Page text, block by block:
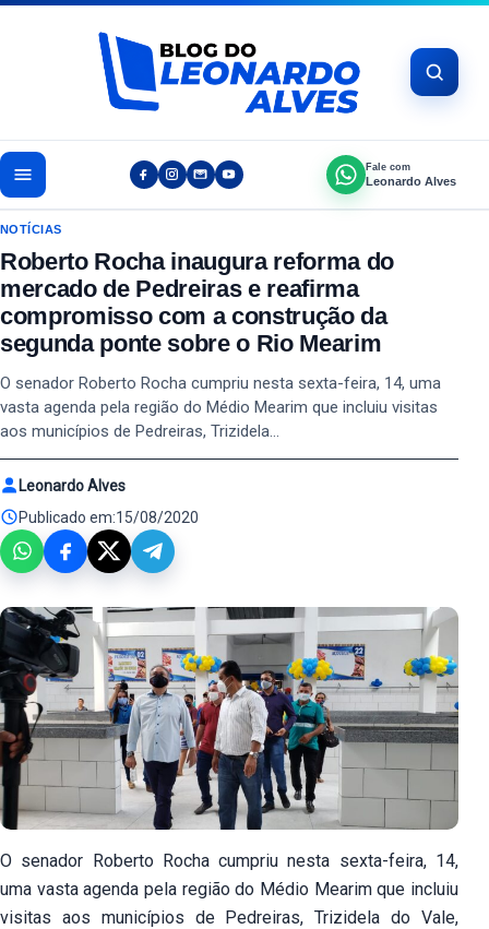
Pular para o conteúdo
Fale com
Leonardo Alves
NOTÍCIAS
Roberto Rocha inaugura reforma do
mercado de Pedreiras e reafirma
compromisso com a construção da
segunda ponte sobre o Rio Mearim
O senador Roberto Rocha cumpriu nesta sexta-feira, 14, uma
vasta agenda pela região do Médio Mearim que incluiu visitas
aos municípios de Pedreiras, Trizidela…
Leonardo Alves
Publicado em:15/08/2020
O senador Roberto Rocha cumpriu nesta sexta-feira, 14,
uma vasta agenda pela região do Médio Mearim que incluiu
visitas aos municípios de Pedreiras, Trizidela do Vale,